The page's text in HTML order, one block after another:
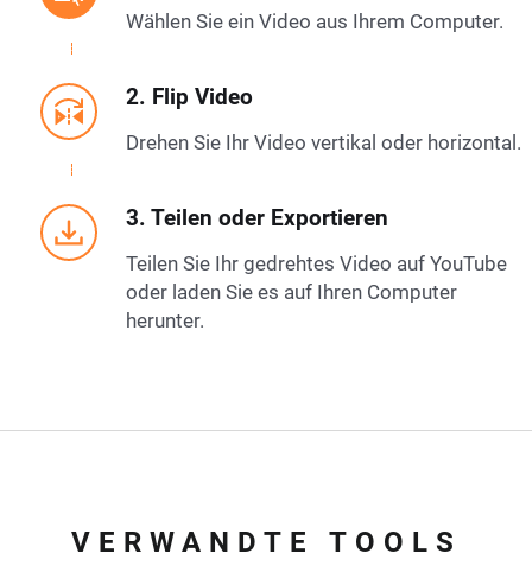
Wählen Sie ein Video aus Ihrem Computer.
2. Flip Video
Drehen Sie Ihr Video vertikal oder horizontal.
3. Teilen oder Exportieren
Teilen Sie Ihr gedrehtes Video auf YouTube
oder laden Sie es auf Ihren Computer
herunter.
VERWANDTE TOOLS